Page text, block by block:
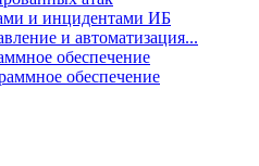
и инцидентами ИБ
и автоматизация...
обеспечение
обеспечение